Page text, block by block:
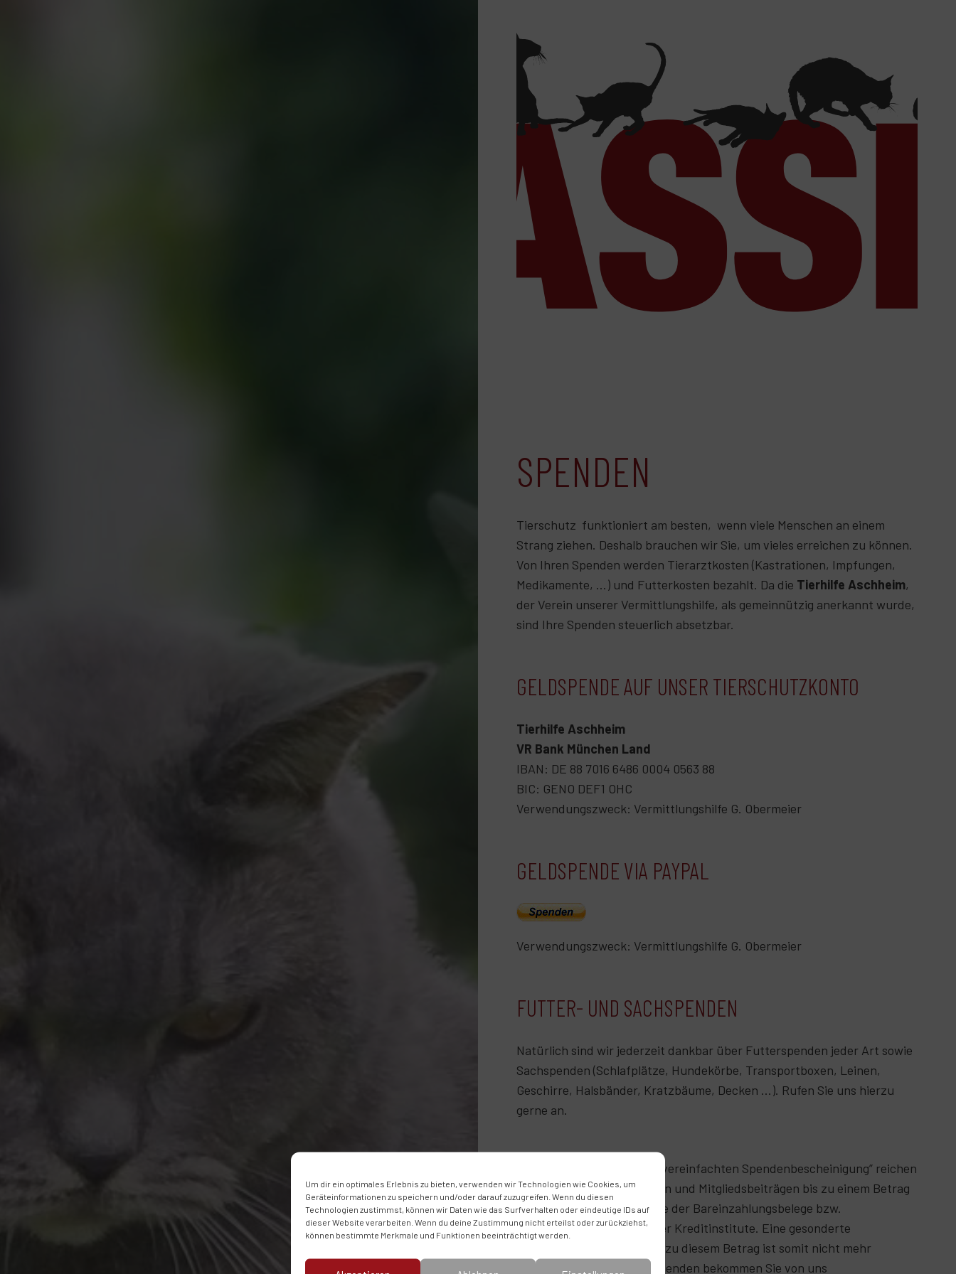
Um dir ein optimales Erlebnis zu bieten, verwenden wir Technologien wie Cookies, um
Geräteinformationen zu speichern und/oder darauf zuzugreifen. Wenn du diesen
Technologien zustimmst, können wir Daten wie das Surfverhalten oder eindeutige IDs auf
dieser Website verarbeiten. Wenn du deine Zustimmung nicht erteilst oder zurückziehst,
können bestimmte Merkmale und Funktionen beeinträchtigt werden.
SPENDEN
Tierschutz funktioniert am besten, wenn viele Menschen an einem
Strang ziehen. Deshalb brauchen wir Sie, um vieles erreichen zu können.
Von Ihren Spenden werden Tierarztkosten (Kastrationen, Impfungen,
Medikamente, …) und Futterkosten bezahlt. Da die Tierhilfe Aschheim,
der Verein unserer Vermittlungshilfe, als gemeinnützig anerkannt wurde,
sind Ihre Spenden steuerlich absetzbar.
GELDSPENDE AUF UNSER TIERSCHUTZKONTO
Tierhilfe Aschheim
VR Bank München Land
IBAN: DE 88 7016 6486 0004 0563 88
BIC: GENO DEF1 OHC
Verwendungszweck: Vermittlungshilfe G. Obermeier
GELDSPENDE VIA PAYPAL
Verwendungszweck: Vermittlungshilfe G. Obermeier
FUTTER- UND SACHSPENDEN
Natürlich sind wir jederzeit dankbar über Futterspenden jeder Art sowie
Sachspenden (Schlafplätze, Hundekörbe, Transportboxen, Leinen,
Geschirre, Halsbänder, Kratzbäume, Decken …). Rufen Sie uns hierzu
gerne an.
Durch die Möglichkeit der „vereinfachten Spendenbescheinigung” reichen
dem Finanzamt bei Spenden und Mitgliedsbeiträgen bis zu einem Betrag
von 300,00 Euro die Vorlage der Bareinzahlungsbelege bzw.
Buchungsbestätigungen der Kreditinstitute. Eine gesonderte
Spendenbescheinigung bis zu diesem Betrag ist somit nicht mehr
erforderlich. Für höhere Spenden bekommen Sie von uns